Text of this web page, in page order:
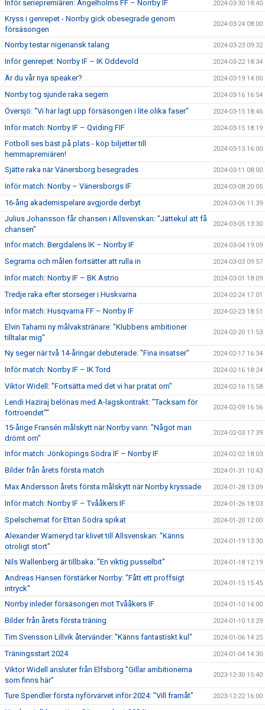
Inför seriepremiären: Ängelholms FF – Norrby IF 2024-03-30 18:40
Kryss i genrepet - Norrby gick obesegrade genom
försäsongen
2024-03-24 08:00
Norrby testar nigeriansk talang 2024-03-23 09:32
Inför genrepet: Norrby IF – IK Oddevold 2024-03-22 18:34
Är du vår nya speaker? 2024-03-19 14:00
Norrby tog sjunde raka segern 2024-03-16 16:54
Översjö: "Vi har lagt upp försäsongen i lite olika faser" 2024-03-15 18:46
Inför match: Norrby IF – Qviding FIF 2024-03-15 18:19
Fotboll ses bäst på plats - köp biljetter till
hemmapremiären!
2024-03-13 16:00
Sjätte raka när Vänersborg besegrades 2024-03-11 08:00
Inför match: Norrby – Vänersborgs IF 2024-03-08 20:05
16-årig akademispelare avgjorde derbyt 2024-03-06 11:39
Julius Johansson får chansen i Allsvenskan: "Jättekul att få
chansen"
2024-03-05 13:30
Inför match: Bergdalens IK – Norrby IF 2024-03-04 19:09
Segrarna och målen fortsätter att rulla in 2024-03-03 09:57
Inför match: Norrby IF – BK Astrio 2024-03-01 18:09
Tredje raka efter storseger i Huskvarna 2024-02-24 17:01
Inför match: Husqvarna FF – Norrby IF 2024-02-23 18:51
Elvin Tahami ny målvakstränare: "Klubbens ambitioner
tilltalar mig"
2024-02-20 11:53
Ny seger när två 14-åringar debuterade: "Fina insatser" 2024-02-17 16:34
Inför match: Norrby IF – IK Tord 2024-02-16 18:24
Viktor Widell: "Fortsätta med det vi har pratat om" 2024-02-16 15:58
Lendi Haziraj belönas med A-lagskontrakt: "Tacksam för
förtroendet""
2024-02-09 16:56
15-årige Fransén målskytt när Norrby vann: "Något man
drömt om"
2024-02-03 17:39
Inför match: Jönköpings Södra IF – Norrby IF 2024-02-02 18:03
Bilder från årets första match 2024-01-31 10:43
Max Andersson årets första målskytt när Norrby kryssade 2024-01-28 13:09
Inför match: Norrby IF – Tvååkers IF 2024-01-26 18:03
Spelschemat för Ettan Södra spikat 2024-01-20 12:00
Alexander Warneryd tar klivet till Allsvenskan: "Känns
otroligt stort"
2024-01-19 13:30
Nils Wallenberg är tillbaka: "En viktig pusselbit" 2024-01-18 12:19
Andreas Hansen förstärker Norrby: "Fått ett proffsigt
intryck"
2024-01-15 15:45
Norrby inleder försäsongen mot Tvååkers IF 2024-01-10 14:00
Bilder från årets första träning 2024-01-10 13:29
Tim Svensson Lillvik återvänder: "Känns fantastiskt kul" 2024-01-06 14:25
Träningsstart 2024 2024-01-04 14:30
Viktor Widell ansluter från Elfsborg "Gillar ambitionerna
som finns här"
2023-12-30 15:40
Ture Spendler första nyförvärvet inför 2024: "Vill framåt" 2023-12-22 16:00